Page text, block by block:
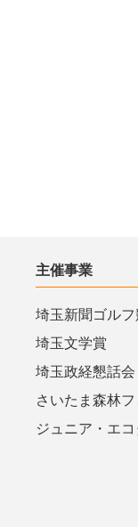
主催事業
埼玉新聞ゴル
埼玉文学賞
埼玉政経懇話会
さいたま森林
ジュニア・エコ